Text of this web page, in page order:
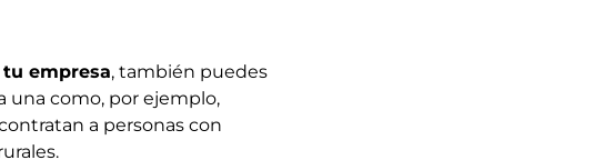
empresa, también puedes
una como, por ejemplo,
a personas con